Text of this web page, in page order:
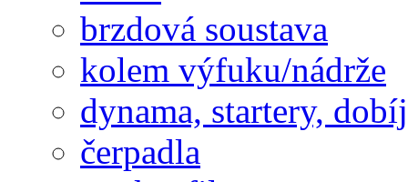
brzdová soustava
kolem výfuku/nádrže
dynama, startery,
čerpadla